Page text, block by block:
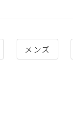
メンズ